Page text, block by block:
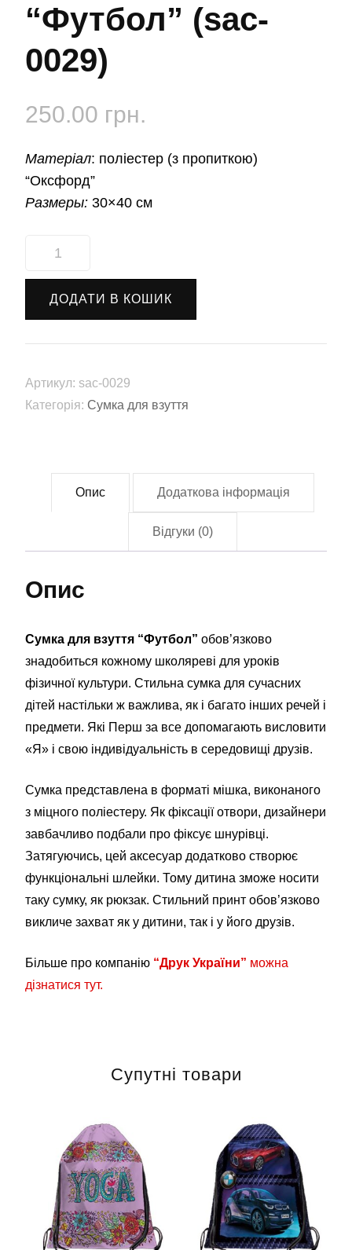
“Футбол” (sac-
0029)
250.00 грн.
Матеріал: поліестер (з пропиткою)
“Оксфорд”
Размеры: 30×40 см
Сумка
кількість
ДОДАТИ В КОШИК
Артикул: sac-0029
Категорія: Сумка для взуття
Опис Додаткова інформація
Відгуки (0)
Опис
Сумка для взуття “Футбол” обов’язково
знадобиться кожному школяреві для уроків
фізичної культури. Стильна сумка для сучасних
дітей настільки ж важлива, як і багато інших речей і
предмети. Які Перш за все допомагають висловити
«Я» і свою індивідуальність в середовищі друзів.
Сумка представлена в форматі мішка, виконаного
з міцного поліестеру. Як фіксації отвори, дизайнери
завбачливо подбали про фіксує шнурівці.
Затягуючись, цей аксесуар додатково створює
функціональні шлейки. Тому дитина зможе носити
таку сумку, як рюкзак. Стильний принт обов’язково
викличе захват як у дитини, так і у його друзів.
Більше про компанію “Друк України” можна
дізнатися тут.
Супутні товари